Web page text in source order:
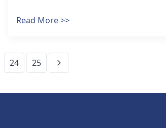
Read More >>
24 25 下一页